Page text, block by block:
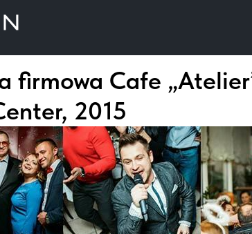
firmowa Cafe
2015